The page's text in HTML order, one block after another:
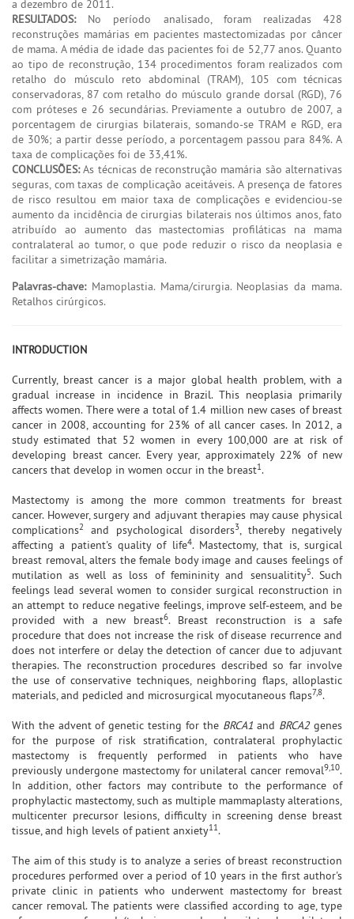
a dezembro de 2011.
RESULTADOS:No período analisado, foram realizadas 428
reconstruções mamárias em pacientes mastectomizadas por câncer
de mama. A média de idade das pacientes foi de 52,77 anos. Quanto
ao tipo de reconstrução, 134 procedimentos foram realizados com
retalho do músculo reto abdominal (TRAM), 105 com técnicas
conservadoras, 87 com retalho do músculo grande dorsal (RGD), 76
com próteses e 26 secundárias. Previamente a outubro de 2007, a
porcentagem de cirurgias bilaterais, somando-se TRAM e RGD, era
de 30%; a partir desse período, a porcentagem passou para 84%. A
taxa de complicações foi de 33,41%.
CONCLUSÕES:As técnicas de reconstrução mamária são alternativas
seguras, com taxas de complicação aceitáveis. A presença de fatores
de risco resultou em maior taxa de complicações e evidenciou-se
aumento da incidência de cirurgias bilaterais nos últimos anos, fato
atribuído ao aumento das mastectomias profiláticas na mama
contralateral ao tumor, o que pode reduzir o risco da neoplasia e
facilitar a simetrização mamária.
Palavras-chave:Mamoplastia. Mama/cirurgia. Neoplasias da mama.
Retalhos cirúrgicos.
INTRODUCTION
Currently, breast cancer is a major global health problem, with a
gradual increase in incidence in Brazil. This neoplasia primarily
affects women. There were a total of 1.4 million new cases of breast
cancer in 2008, accounting for 23% of all cancer cases. In 2012, a
study estimated that 52 women in every 100,000 are at risk of
developing breast cancer. Every year, approximately 22% of new
cancers that develop in women occur in the breast1.
Mastectomy is among the more common treatments for breast
cancer. However, surgery and adjuvant therapies may cause physical
complications2 and psychological disorders3, thereby negatively
affecting a patient's quality of life4. Mastectomy, that is, surgical
breast removal, alters the female body image and causes feelings of
mutilation as well as loss of femininity and sensualitity5. Such
feelings lead several women to consider surgical reconstruction in
an attempt to reduce negative feelings, improve self-esteem, and be
provided with a new breast6. Breast reconstruction is a safe
procedure that does not increase the risk of disease recurrence and
does not interfere or delay the detection of cancer due to adjuvant
therapies. The reconstruction procedures described so far involve
the use of conservative techniques, neighboring flaps, alloplastic
materials, and pedicled and microsurgical myocutaneous flaps7,8.
With the advent of genetic testing for the BRCA1 and BRCA2genes
for the purpose of risk stratification, contralateral prophylactic
mastectomy is frequently performed in patients who have
previously undergone mastectomy for unilateral cancer removal9,10.
In addition, other factors may contribute to the performance of
prophylactic mastectomy, such as multiple mammaplasty alterations,
multicenter precursor lesions, difficulty in screening dense breast
tissue, and high levels of patient anxiety11.
The aim of this study is to analyze a series of breast reconstruction
procedures performed over a period of 10 years in the first author's
private clinic in patients who underwent mastectomy for breast
cancer removal. The patients were classified according to age, type